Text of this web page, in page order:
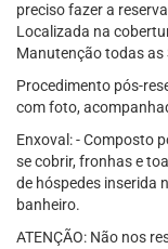
preciso fazer a
Localizada na
Manutenção todas as
Procedimento pós-
com foto,
Enxoval: - Composto
se cobrir, fronhas e
de hóspedes inserida
banheiro.
ATENÇÃO: Não nos